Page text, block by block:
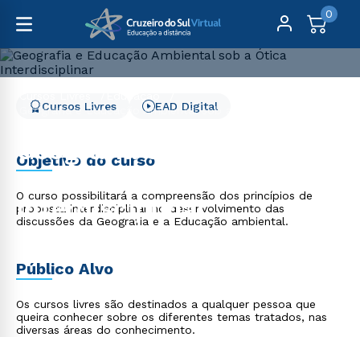
0
Geografia e Educação Ambiental sob a Ótica
Geografia e Educação
Ambiental sob a Ótica
Interdisciplinar
Cursos Livres EAD Digital
Objetivo do curso
O curso possibilitará a compreensão dos princípios de
proposta interdisciplinar no desenvolvimento das
discussões da Geografia e a Educação ambiental.
Público Alvo
Os cursos livres são destinados a qualquer pessoa que
queira conhecer sobre os diferentes temas tratados, nas
diversas áreas do conhecimento.